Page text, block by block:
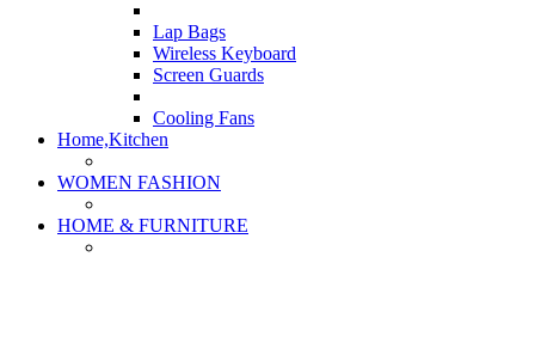
Lap Bags
Wireless Keyboard
Screen Guards
Cooling Fans
Home,Kitchen
WOMEN FASHION
HOME & FURNITURE